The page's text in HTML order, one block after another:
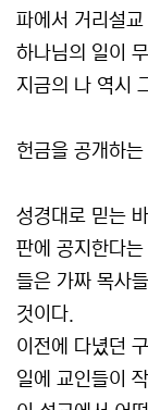
파에서 거리설
하나님의 일이
지금의 나 역시
헌금을 공개하
성경대로 믿는
판에 공지한다
들은 가짜 목사
것이다.
이전에 다녔던
일에 교인들이